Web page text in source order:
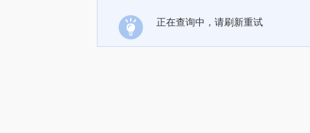
正在查询中，请刷新重试